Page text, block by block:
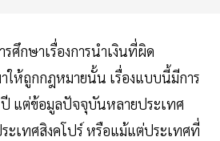
รศึกษาเรื่องการนำเงินที่ผิด
ให้ถูกกฎหมายนั้น เรื่องแบบนี้มีการ
แต่ข้อมูลปัจจุบันหลายประเทศ
ะเทศสิงคโปร์ หรือแม้แต่ประเทศที่